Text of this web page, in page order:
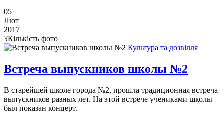
05
Лют
2017
3Кількість фото
Культура та дозвілля
Встреча выпускников школы №2
В старейшей школе города №2, прошла традиционная встреча
выпускников разных лет. На этой встрече учениками школы
был показан концерт.